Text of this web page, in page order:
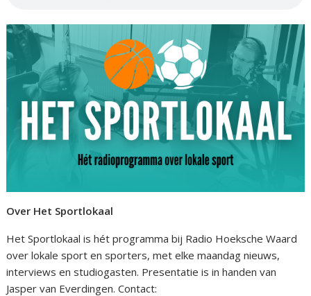
Over Het Sportlokaal
Het Sportlokaal is hét programma bij Radio Hoeksche Waard
over lokale sport en sporters, met elke maandag nieuws,
interviews en studiogasten. Presentatie is in handen van
Jasper van Everdingen. Contact: